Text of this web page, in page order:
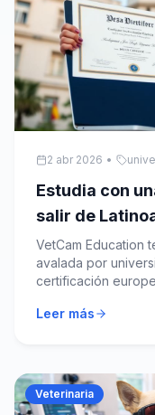
2 abr 2026 •
Estudia con
salir de
VetCam
VetCam Education
avalada por
certificación
Leer más
Veterinaria